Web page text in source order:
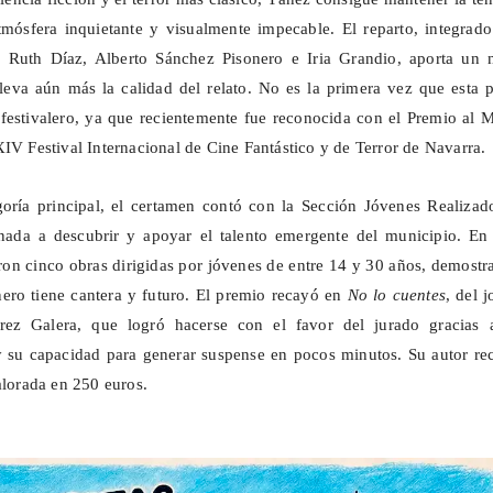
inquietante y visualmente impecable. El reparto,
Díaz, Alberto Sánchez Pisonero eIria Grandio, aporta un
aún más la calidad del relato. No es la primera vez que esta
ya que recientemente fue reconocida con el Premio al
Festival Internacional de Cine Fantástico y de Terror de Navarra.
principal, el certamen contó con la Sección Jóvenes
a descubrir y apoyar el talento emergente del municipio. En
cinco obras dirigidas por jóvenes de entre 14 y 30 años,
tiene cantera y futuro. El premio recayó en No lo cuentes, del
Galera, que logró hacerse con el favor del jurado gracias
capacidad para generar suspense en pocos minutos. Su autor
en 250 euros.